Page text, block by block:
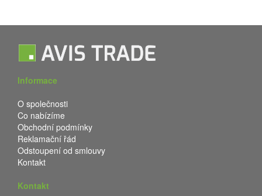
Informace
O společnosti
Co nabízíme
Obchodní podmínky
Reklamační řád
Odstoupení od smlouvy
Kontakt
Kontakt